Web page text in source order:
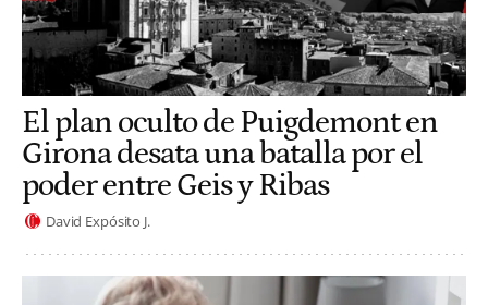
El plan oculto de Puigdemont en
Girona desata una batalla por el
poder entre Geis y Ribas
David Expósito J.